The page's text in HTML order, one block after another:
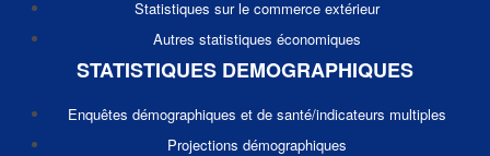
Statistiques sur le commerce extérieur
Autres statistiques économiques
STATISTIQUES DEMOGRAPHIQUES
Enquêtes démographiques et de santé/indicateurs multiples
Projections démographiques